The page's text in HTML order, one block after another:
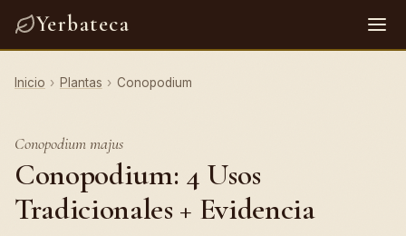
Yerbateca
Inicio › Plantas › Conopodium
Conopodium majus
Conopodium: 4 Usos
Tradicionales + Evidencia